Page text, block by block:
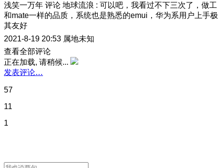
浅笑一万年 评论 地球流浪 : 可以吧，我看过不下三次了，做工
和mate一样的品质，系统也是熟悉的emui，华为系用户上手极
其友好
2021-8-19 20:53 属地未知
查看全部评论
正在加载, 请稍候...
发表评论…
57
11
1